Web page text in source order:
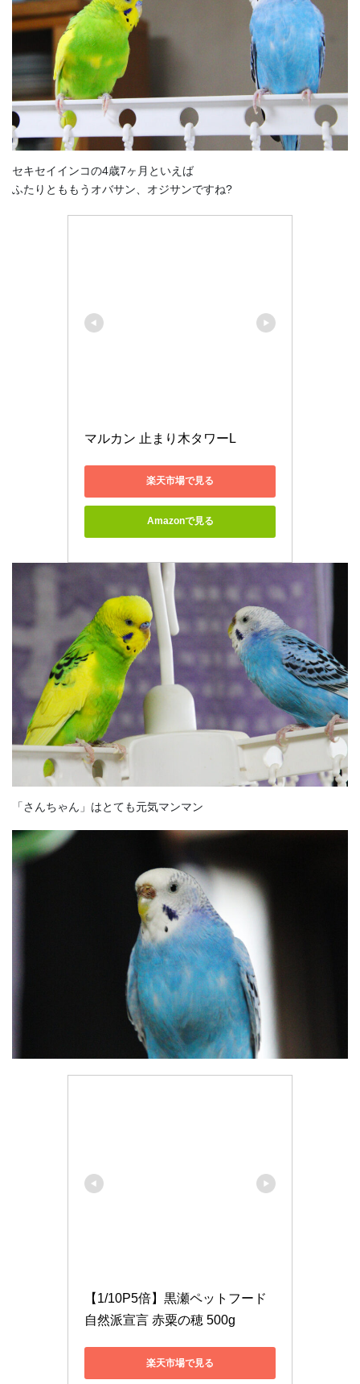
セキセイインコの4歳7ヶ月といえば
ふたりとももうオバサン、オジサンですね?
マルカン 止まり木タワーL
楽天市場で見る
Amazonで見る
「さんちゃん」はとても元気マンマン
【1/10P5倍】黒瀬ペットフード
自然派宣言 赤粟の穂 500g
楽天市場で見る